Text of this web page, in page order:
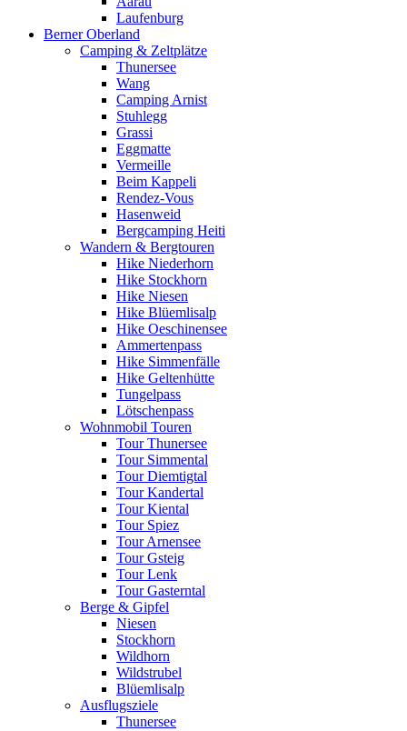
Laufenburg
Berner Oberland
Camping & Zeltplätze
Thunersee
Wang
Camping Arnist
Stuhlegg
Grassi
Eggmatte
Vermeille
Beim Kappeli
Rendez-Vous
Hasenweid
Bergcamping Heiti
Wandern & Bergtouren
Hike Niederhorn
Hike Stockhorn
Hike Niesen
Hike Blüemlisalp
Hike Oeschinensee
Ammertenpass
Hike Simmenfälle
Hike Geltenhütte
Tungelpass
Lötschenpass
Wohnmobil Touren
Tour Thunersee
Tour Simmental
Tour Diemtigtal
Tour Kandertal
Tour Kiental
Tour Spiez
Tour Arnensee
Tour Gsteig
Tour Lenk
Tour Gasterntal
Berge & Gipfel
Niesen
Stockhorn
Wildhorn
Wildstrubel
Blüemlisalp
Ausflugsziele
Thunersee